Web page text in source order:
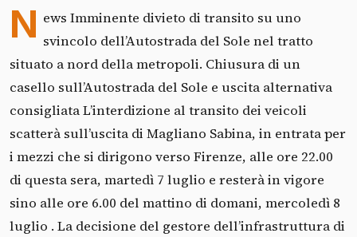
N ews Imminente divieto di transito su uno
svincolo dell’Autostrada del Sole nel tratto
situato a nord della metropoli. Chiusura di un
casello sull’Autostrada del Sole e uscita alternativa
consigliata L’interdizione al transito dei veicoli
scatterà sull’uscita di Magliano Sabina, in entrata per
i mezzi che si dirigono verso Firenze, alle ore 22.00
di questa sera, martedì 7 luglio e resterà in vigore
sino alle ore 6.00 del mattino di domani, mercoledì 8
luglio . La decisione del gestore dell’infrastruttura di